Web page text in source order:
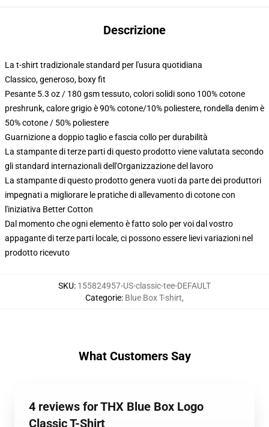
Descrizione
La t-shirt tradizionale standard per l'usura quotidiana
Classico, generoso, boxy fit
Pesante 5.3 oz / 180 gsm tessuto, colori solidi sono 100% cotone
preshrunk, calore grigio è 90% cotone/10% poliestere, rondella denim è
50% cotone / 50% poliestere
Guarnizione a doppio taglio e fascia collo per durabilità
La stampante di terze parti di questo prodotto viene valutata secondo
gli standard internazionali dell'Organizzazione del lavoro
La stampante di questo prodotto genera vuoti da parte dei produttori
impegnati a migliorare le pratiche di allevamento di cotone con
l'iniziativa Better Cotton
Dal momento che ogni elemento è fatto solo per voi dal vostro
appagante di terze parti locale, ci possono essere lievi variazioni nel
prodotto ricevuto
SKU: 155824957-US-classic-tee-DEFAULT
Categorie: Blue Box T-shirt,
What Customers Say
4 reviews for THX Blue Box Logo
Classic T-Shirt